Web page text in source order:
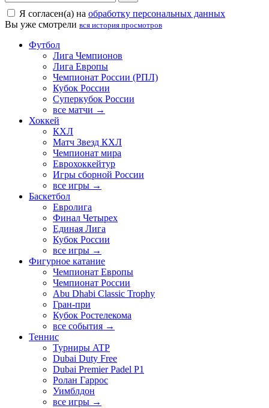
Я согласен(а) на обработку персональных данных
Вы уже смотрели вся история просмотров
Футбол
Лига Чемпионов
Лига Европы
Чемпионат России (РПЛ)
Кубок России
Суперкубок России
все матчи →
Хоккей
КХЛ
Матч Звезд КХЛ
Чемпионат мира
Еврохоккейтур
Игры сборной России
все игры →
Баскетбол
Евролига
Финал Четырех
Единая Лига
Кубок России
все игры →
Фигурное катание
Чемпионат Европы
Чемпионат России
Abu Dhabi Classic Trophy
Гран-при
Кубок Ростелекома
все события →
Теннис
Турниры ATP
Dubai Duty Free
Dubai Premier Padel P1
Ролан Гаррос
Уимблдон
все игры →